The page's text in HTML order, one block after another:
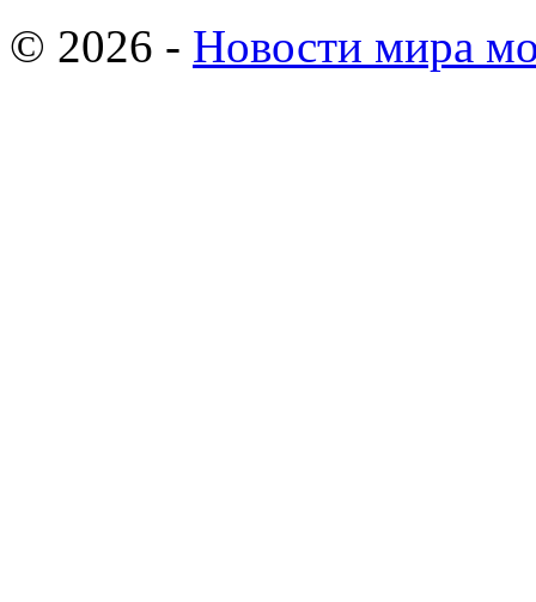
© 2026 - Новости мира